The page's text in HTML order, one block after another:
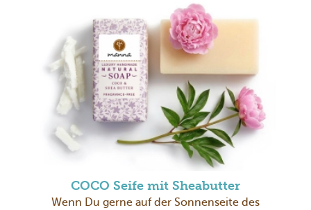
COCO Seife mit Sheabutter
Wenn Du gerne auf der Sonnenseite des